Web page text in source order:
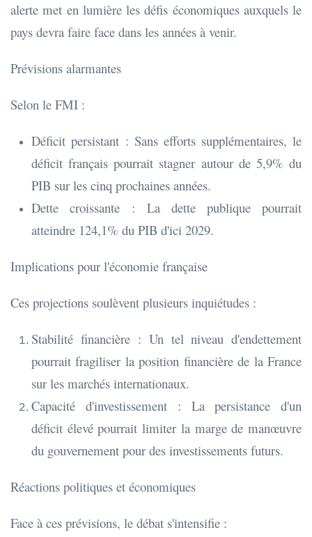
alerte met en lumière les défis économiques auxquels le
pays devra faire face dans les années à venir.
Prévisions alarmantes
Selon le FMI :
Déficit persistant : Sans efforts supplémentaires, le
déficit français pourrait stagner autour de 5,9% du
PIB sur les cinq prochaines années.
Dette croissante : La dette publique pourrait
atteindre 124,1% du PIB d'ici 2029.
Implications pour l'économie française
Ces projections soulèvent plusieurs inquiétudes :
Stabilité financière : Un tel niveau d'endettement
pourrait fragiliser la position financière de la France
sur les marchés internationaux.
Capacité d'investissement : La persistance d'un
déficit élevé pourrait limiter la marge de manœuvre
du gouvernement pour des investissements futurs.
Réactions politiques et économiques
Face à ces prévisions, le débat s'intensifie :